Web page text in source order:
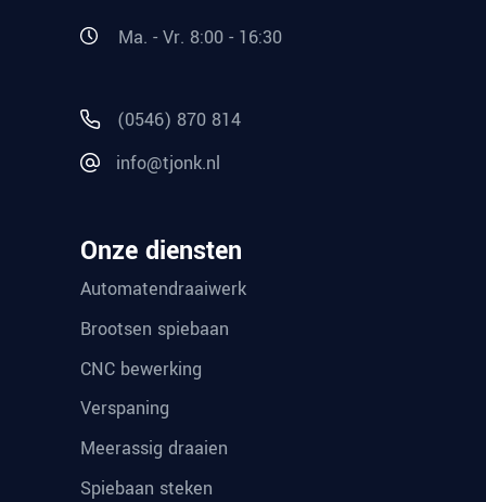
Ma. - Vr. 8:00 - 16:30
(0546) 870 814
info@tjonk.nl
Onze diensten
Automatendraaiwerk
Brootsen spiebaan
CNC bewerking
Verspaning
Meerassig draaien
Spiebaan steken